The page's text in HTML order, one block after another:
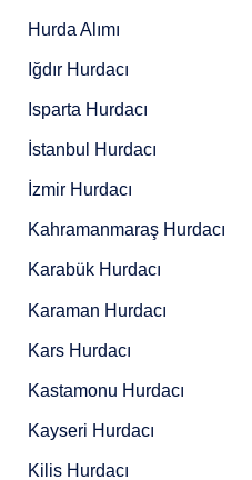
Hurda Alımı
Iğdır Hurdacı
Isparta Hurdacı
İstanbul Hurdacı
İzmir Hurdacı
Kahramanmaraş Hurdacı
Karabük Hurdacı
Karaman Hurdacı
Kars Hurdacı
Kastamonu Hurdacı
Kayseri Hurdacı
Kilis Hurdacı